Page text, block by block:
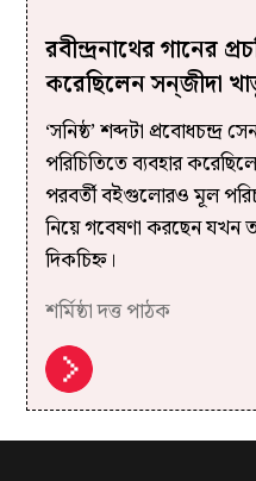
রবীন্দ্রনাথের গানের
করেছিলেন সন্‌জীদা
‘সনিষ্ঠ’ শব্দটা প্রবোধচন্দ্র
পরিচিতিতে ব্যবহার
পরবর্তী বইগুলোরও মূল
নিয়ে গবেষণা করছেন
দিকচিহ্ন।
শর্মিষ্ঠা দত্ত পাঠক